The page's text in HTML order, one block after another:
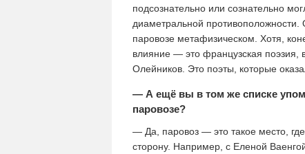
подсознательно или сознательно
диаметральной противоположности.
паровозе метафизическом. Хотя,
влияние — это французская поэзия,
Олейников. Это поэты, которые
— А ещё вы в том же списке
паровозе?
— Да, паровоз — это такое место,
сторону. Например, с Еленой